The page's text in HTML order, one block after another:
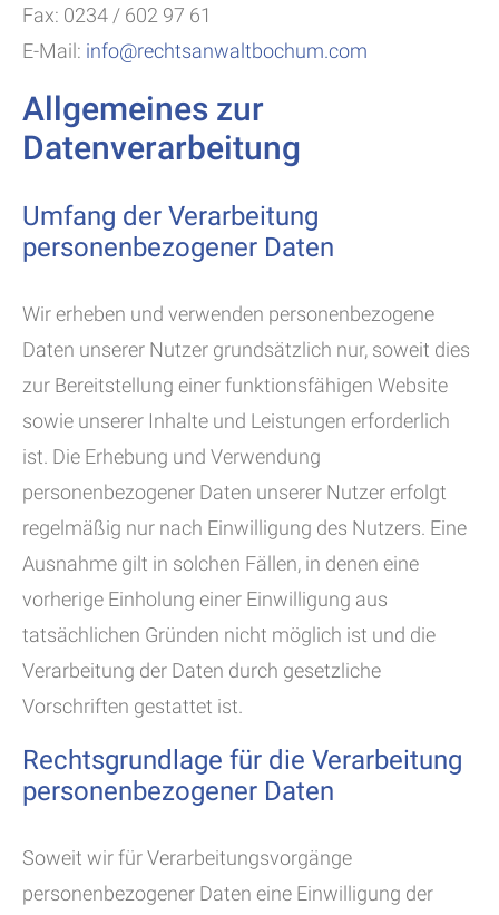
Fax: 0234 / 602 97 61
E-Mail: info@rechtsanwaltbochum.com
Allgemeines zur
Datenverarbeitung
Umfang der Verarbeitung
personenbezogener Daten
Wir erheben und verwenden personenbezogene
Daten unserer Nutzer grundsätzlich nur, soweit dies
zur Bereitstellung einer funktionsfähigen Website
sowie unserer Inhalte und Leistungen erforderlich
ist. Die Erhebung und Verwendung
personenbezogener Daten unserer Nutzer erfolgt
regelmäßig nur nach Einwilligung des Nutzers. Eine
Ausnahme gilt in solchen Fällen, in denen eine
vorherige Einholung einer Einwilligung aus
tatsächlichen Gründen nicht möglich ist und die
Verarbeitung der Daten durch gesetzliche
Vorschriften gestattet ist.
Rechtsgrundlage für die Verarbeitung
personenbezogener Daten
Soweit wir für Verarbeitungsvorgänge
personenbezogener Daten eine Einwilligung der